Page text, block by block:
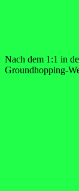
Nach dem 1:1 in
Groundhopping-